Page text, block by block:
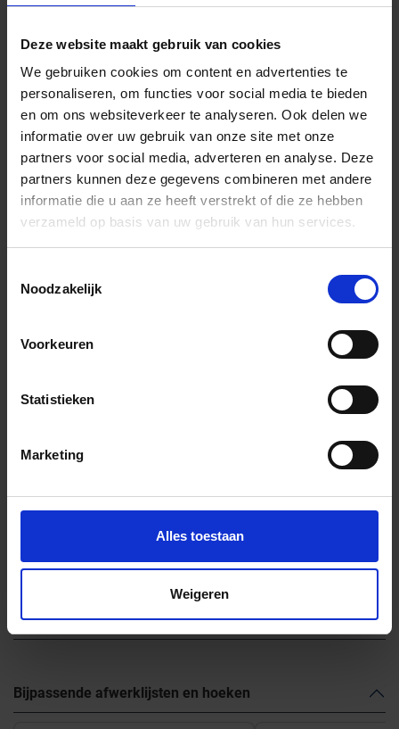
Deze website maakt gebruik van cookies
We gebruiken cookies om content en advertenties te
personaliseren, om functies voor social media te bieden
en om ons websiteverkeer te analyseren. Ook delen we
informatie over uw gebruik van onze site met onze
partners voor social media, adverteren en analyse. Deze
partners kunnen deze gegevens combineren met andere
informatie die u aan ze heeft verstrekt of die ze hebben
verzameld op basis van uw gebruik van hun services.
Noodzakelijk
Voorkeuren
Statistieken
Marketing
Alles toestaan
Weigeren
Wil je graag een afspraak?
Onze verkoopspecialisten staan graag voor je klaar:
Di – Vr 09.00 – 18.00
Productaanvraag
Previous
Andere Series van Marca Corona
Bijpassende afwerklijsten en hoeken